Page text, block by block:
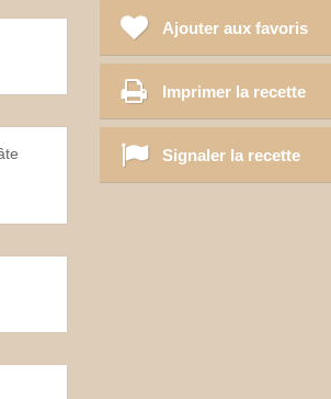
Ajouter aux favoris
Imprimer la recette
Signaler la recette